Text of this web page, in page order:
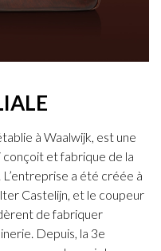
à Waalwijk, est une
et fabrique de la
a été créée à
Castelijn, et le coupeur
de fabriquer
Depuis, la 3e